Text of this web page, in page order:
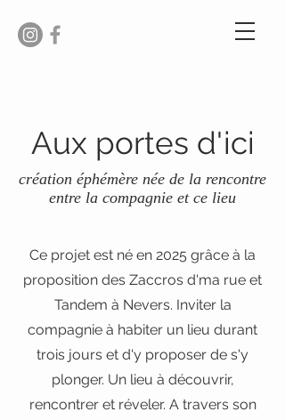
Aux portes d'ici
création éphémère née de la rencontre
entre la compagnie et ce lieu
Ce projet est né en 2025 grâce à la
proposition des Zaccros d'ma rue et
Tandem à Nevers. Inviter la
compagnie à habiter un lieu durant
trois jours et d'y proposer de s'y
plonger. Un lieu à découvrir,
rencontrer et réveler. A travers son